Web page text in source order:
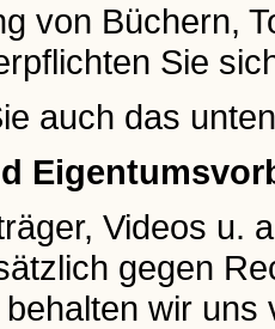
von Büchern,
Sie
auch das
Videos u.
gegen
wir